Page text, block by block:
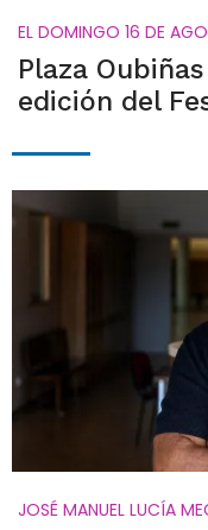
EL DOMINGO 16 DE
Plaza
edición del
JOSÉ MANUEL LUCÍA